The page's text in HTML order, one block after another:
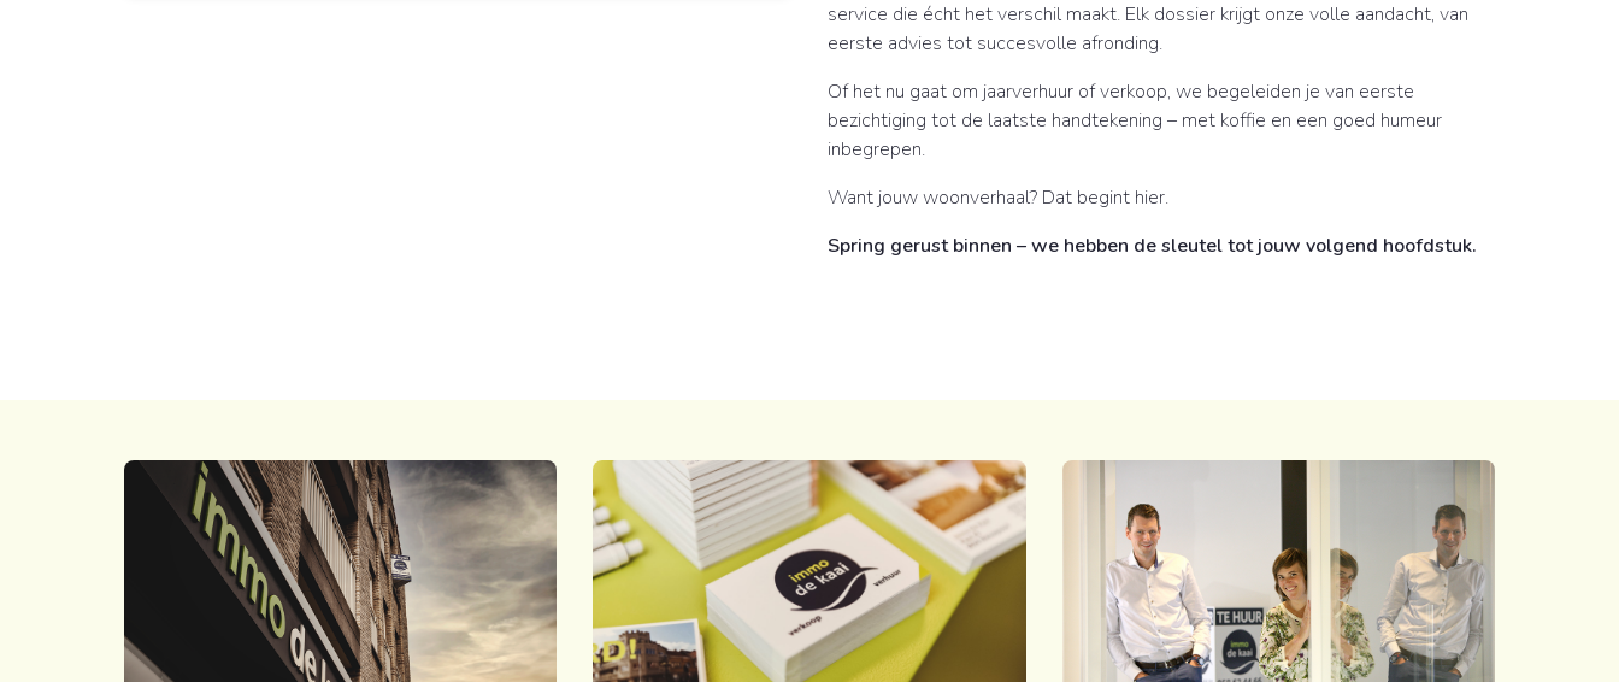
service die écht het verschil maakt. Elk dossier krijgt onze volle aandacht, van
eerste advies tot succesvolle afronding.
Of het nu gaat om jaarverhuur of verkoop, we begeleiden je van eerste
bezichtiging tot de laatste handtekening – met koffie en een goed humeur
inbegrepen.
Want jouw woonverhaal? Dat begint hier.
Spring gerust binnen – we hebben de sleutel tot jouw volgend hoofdstuk.